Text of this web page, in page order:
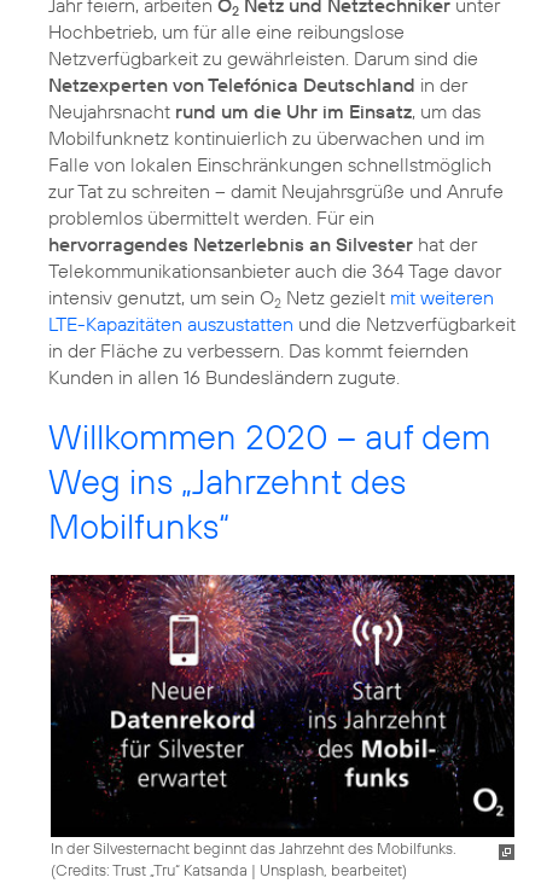
Jahr feiern, arbeiten O2 Netz und Netztechniker unter
Hochbetrieb, um für alle eine reibungslose
Netzverfügbarkeit zu gewährleisten. Darum sind die
Netzexperten von Telefónica Deutschland in der
Neujahrsnacht rund um die Uhr im Einsatz, um das
Mobilfunknetz kontinuierlich zu überwachen und im
Falle von lokalen Einschränkungen schnellstmöglich
zur Tat zu schreiten – damit Neujahrsgrüße und Anrufe
problemlos übermittelt werden. Für ein
hervorragendes Netzerlebnis an Silvester hat der
Telekommunikationsanbieter auch die 364 Tage davor
intensiv genutzt, um sein O2 Netz gezielt mit weiteren
LTE-Kapazitäten auszustatten und die Netzverfügbarkeit
in der Fläche zu verbessern. Das kommt feiernden
Kunden in allen 16 Bundesländern zugute.
Willkommen 2020 – auf dem
Weg ins „Jahrzehnt des
Mobilfunks“
In der Silvesternacht beginnt das Jahrzehnt des Mobilfunks.
(Credits: Trust „Tru“ Katsanda | Unsplash, bearbeitet)